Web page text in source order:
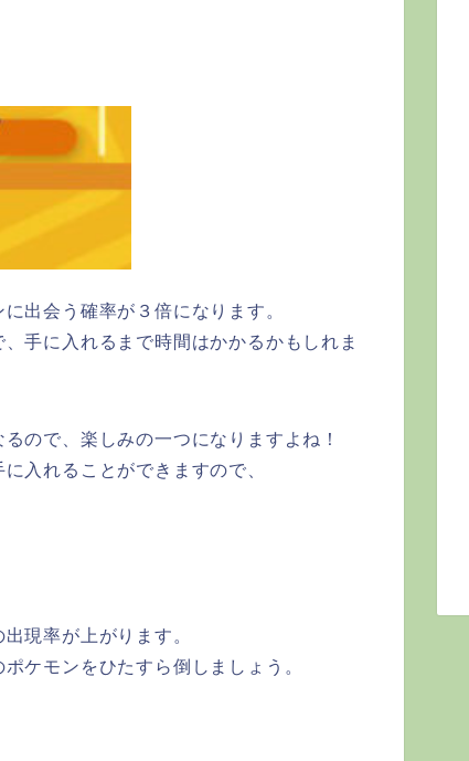
出会う確率が３倍になります。
手に入れるまで時間はかかるかもしれま
ので、楽しみの一つになりますよね！
入れることができますので、
現率が上がります。
ケモンをひたすら倒しましょう。